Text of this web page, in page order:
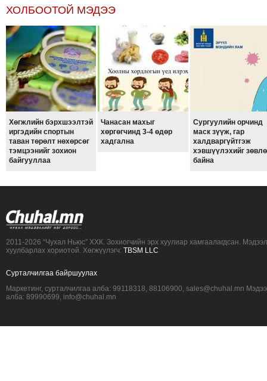
ХОЛБООТОЙ МЭДЭЭ
Хөгжлийн бэрхшээлтэй
иргэдийн спортын
таван төрөлт нөхөрсөг
тэмцээнийг зохион
байгууллаа
Чанасан махыг
хөргөгчинд 3-4 өдөр
хадгална
Сургуулийн орчинд
маск зүүж, гар
халдваргүйтгэж
хэвшүүлэхийг
байна
2011-2026 “Чухал Ньюс” ХХК. Зохиогчийн эрх хуулиар хамгаалагдсан.
хуулбарлах хориотой. Хөгжүүлэгч: TBSM LLC
Сурталчилгаа байршуулах
Маркетинг, сурталчилгаа алба: 99118318, 88106900, sales@chuhal.mn
алба: 89990699, info@chuhal.mn